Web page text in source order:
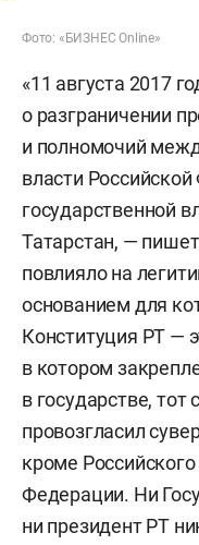
Фото: «БИЗНЕС Online»
«11 августа 2017
о разграничении
и полномочий
власти
государственной
Татарстан, —
повлияло на
основанием для
Конституция РТ —
в котором
в государстве,
провозгласил
кроме
Федерации. Ни
ни президент РТ